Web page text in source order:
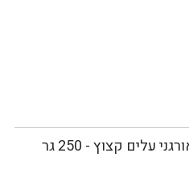
עלים קצוץ - 250 גר